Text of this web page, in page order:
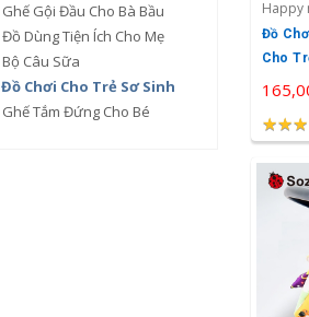
Ghế Gội Đầu Cho Bà Bầu
Đồ Dùng Tiện Ích Cho Mẹ
Bộ Câu Sữa
Đồ Chơi Cho Trẻ Sơ Sinh
Ghế Tắm Đứng Cho Bé
Happy
Đồ
Cho
★★★
★★★